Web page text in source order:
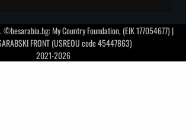
. ©besarabia.bg: My Country Foundation, (EIK 177054677) |
FRONT (USREOU code 45447863)
2021-2026